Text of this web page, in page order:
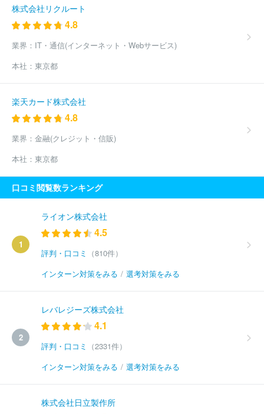
株式会社リクルート
4.8
業界： IT・通信(インターネット・Webサービス)
本社： 東京都
楽天カード株式会社
4.8
業界： 金融(クレジット・信販)
本社： 東京都
口コミ閲覧数ランキング
1
ライオン株式会社
4.5
評判・口コミ
（810件）
インターン対策をみる / 選考対策をみる
2
レバレジーズ株式会社
4.1
評判・口コミ
（2331件）
インターン対策をみる / 選考対策をみる
株式会社日立製作所